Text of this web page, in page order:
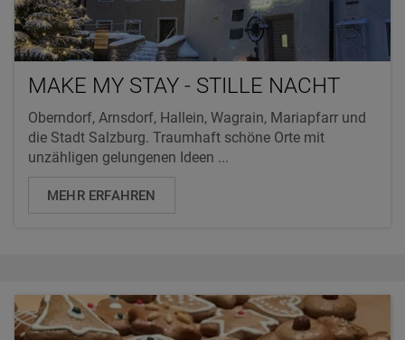
MAKE MY STAY - STILLE NACHT
Oberndorf, Arnsdorf, Hallein, Wagrain, Mariapfarr und
die Stadt Salzburg. Traumhaft schöne Orte mit
unzähligen gelungenen Ideen ...
MEHR ERFAHREN